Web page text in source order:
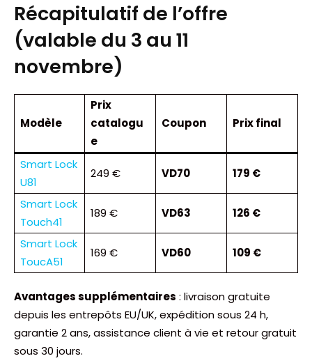
Récapitulatif de l’offre
(valable du 3 au 11
novembre)
Modèle
Prix
catalogu
e
Coupon Prix final
Smart Lock
U81
249 € VD70 179 €
Smart Lock
Touch41
189 € VD63 126 €
Smart Lock
ToucA51
169 € VD60 109 €
Avantages supplémentaires : livraison gratuite
depuis les entrepôts EU/UK, expédition sous 24 h,
garantie 2 ans, assistance client à vie et retour gratuit
sous 30 jours.